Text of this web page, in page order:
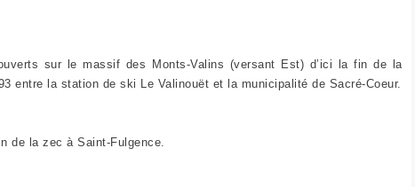
sur le massif des Monts-Valins (versant Est) d’ici la fin de la
entre la station de ski Le Valinouët et la municipalité de Sacré-Coeur.
de la zec à Saint-Fulgence.